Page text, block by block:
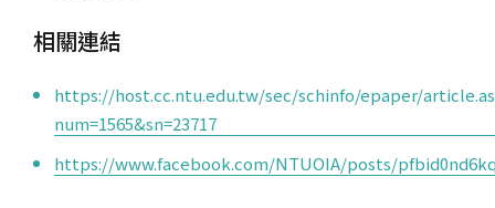
相關連結
https://host.cc.ntu.edu.tw/sec/schinfo/epaper/
num=1565&sn=23717
https://www.facebook.com/NTUOIA/posts/